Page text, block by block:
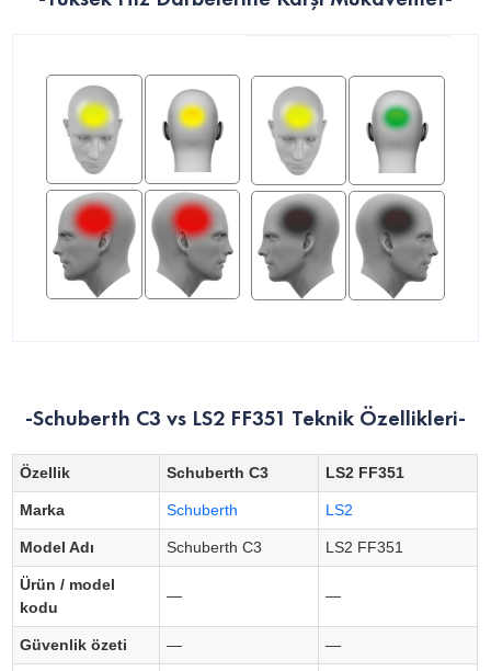
-Schuberth C3 vs LS2 FF351 Teknik Özellikleri-
Özellik Schuberth C3 LS2 FF351
Marka Schuberth LS2
Model Adı Schuberth C3 LS2 FF351
Ürün / model
kodu
— —
Güvenlik özeti — —